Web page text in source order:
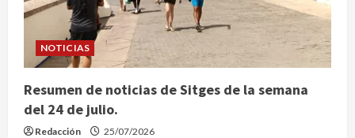
NOTICIAS
Resumen de noticias de Sitges de la semana
del 24 de julio.
Redacción 25/07/2026